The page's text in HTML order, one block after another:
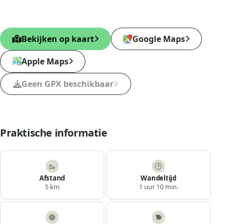
Bekijken op kaart
Google Maps
Apple Maps
Geen GPX beschikbaar
Praktische informatie
🥾
Afstand
5 km
🕒
Wandeltijd
1 uur 10 min.
🔴 🐕